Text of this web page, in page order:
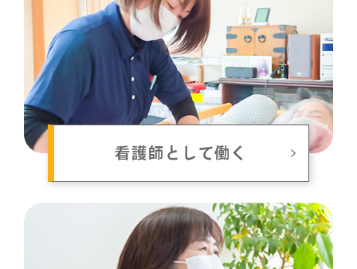
看護師として働く